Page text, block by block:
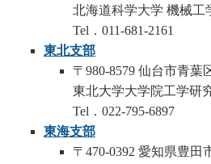
北海道科学大学 機械工
Tel．011-681-2161
東北支部
〒980-8579 仙台市青葉
東北大学大学院工学研
Tel．022-795-6897
東海支部
〒470-0392 愛知県豊田